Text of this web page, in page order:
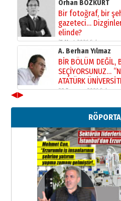
17 Şubat 2026 SalıOrhan BOZKURT
Bir fotoğraf, bir
gazeteci…
elinde?
31 Mart 2026 Salı
A. Berhan Yılmaz
BİR BÖLÜM DEĞİL,
SEÇİYORSUNUZ…
ATATÜRK
28 Temmuz 2026 Salı
Ahmed
”Reisimiz” idi…
26 Mart 2026 Perşembe
Cem Bakırcı
Ardında bıraktığı
gönül adamı
13 Mayıs 2026 Çarşamba
Esat BİNDESEN
◀▶